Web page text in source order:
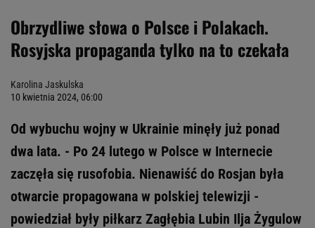
Obrzydliwe słowa o Polsce i Polakach.
Rosyjska propaganda tylko na to czekała
Karolina Jaskulska
10 kwietnia 2024, 06:00
Od wybuchu wojny w Ukrainie minęły już ponad
dwa lata. - Po 24 lutego w Polsce w Internecie
zaczęła się rusofobia. Nienawiść do Rosjan była
otwarcie propagowana w polskiej telewizji -
powiedział były piłkarz Zagłębia Lubin Ilja Żygulow